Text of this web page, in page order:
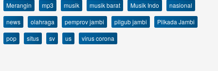
Merangin
mp3 musik musik barat Musik Indo
nasional
news
olahraga pemprov jambi pilgub jambi
Pilkada Jambi
pop
situs sv us virus corona